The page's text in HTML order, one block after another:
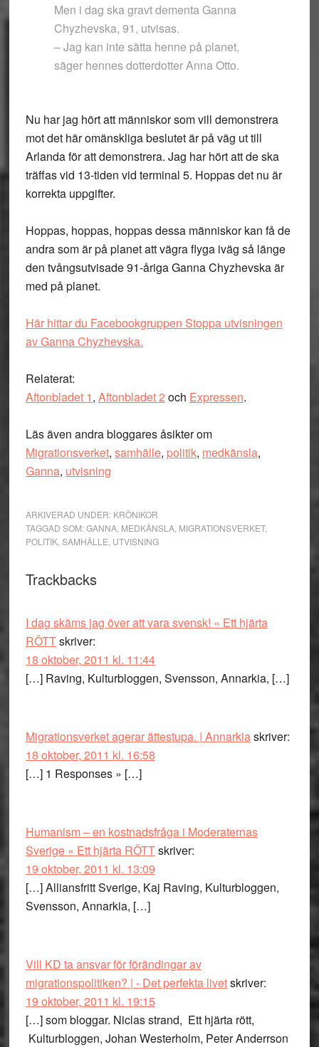
Men i dag ska gravt dementa Ganna
Chyzhevska, 91, utvisas.
– Jag kan inte sätta henne på planet,
säger hennes dotterdotter Anna Otto.
Nu har jag hört att människor som vill demonstrera
mot det här omänskliga beslutet är på väg ut till
Arlanda för att demonstrera. Jag har hört att de ska
träffas vid 13-tiden vid terminal 5. Hoppas det nu är
korrekta uppgifter.
Hoppas, hoppas, hoppas dessa människor kan få de
andra som är på planet att vägra flyga iväg så länge
den tvångsutvisade 91-åriga Ganna Chyzhevska är
med på planet.
Här hittar du Facebookgruppen Stoppa utvisningen
av Ganna Chyzhevska.
Relaterat:
Aftonbladet 1, Aftonbladet 2 och Expressen.
Läs även andra bloggares åsikter om
Migrationsverket, samhälle, politik, medkänsla,
Ganna, utvisning
ARKIVERAD UNDER: KRÖNIKOR
TAGGAD SOM:GANNA, MEDKÄNSLA, MIGRATIONSVERKET,
POLITIK, SAMHÄLLE UTVISNING
Läsarkommentarer
Trackbacks
I dag skäms jag över att vara svensk! « Ett hjärta
RÖTTskriver:
18 oktober, 2011 kl. 11:44
[…] Raving, Kulturbloggen, Svensson, Annarkia, […]
Migrationsverket agerar ättestupa. | Annarkiaskriver:
18 oktober, 2011 kl. 16:58
[…] 1 Responses » […]
Humanism – en kostnadsfråga i Moderaternas
Sverige « Ett hjärta RÖTTskriver:
19 oktober, 2011 kl. 13:09
[…] Alliansfritt Sverige, Kaj Raving, Kulturbloggen,
Svensson, Annarkia, […]
Vill KD ta ansvar för förändingar av
migrationspolitiken? | - Det perfekta livetskriver:
19 oktober, 2011 kl. 19:15
[…] som bloggar. Niclas strand, Ett hjärta rött,
Kulturbloggen, Johan Westerholm, Peter Anderrson